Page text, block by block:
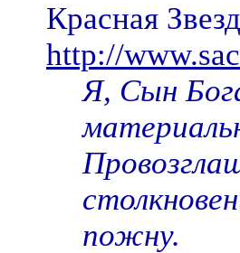
Красная
http://
Я, Сын
пожну.